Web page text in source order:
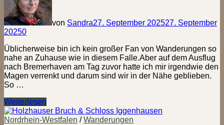
Pannen
von Sandra27. September 202527. September
20250
Üblicherweise bin ich kein großer Fan von Wanderungen so
nahe an Zuhause wie in diesem Falle.Aber auf dem Ausflug
nach Bremerhaven am Tag zuvor hatte ich mir irgendwie den
Magen verrenkt und darum sind wir in der Nähe geblieben.
So …
3
auf
einen
Weiterlesen
Nordrhein-Westfalen /Wanderungen